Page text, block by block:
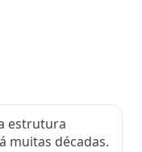
estrutura
muitas décadas.